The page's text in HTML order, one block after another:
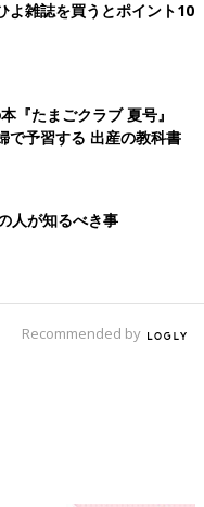
よ雑誌を買うとポイント10
『たまごクラブ 夏号』
で予習する 出産の教科書
人が知るべき事
Recommended by